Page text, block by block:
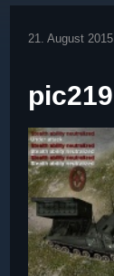
21. August 2015
pic219